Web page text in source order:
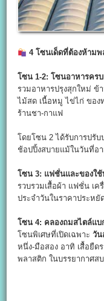
4โซนเด็ดที่ต้องห้ามพ
โซน 1-2:โซนอาหารครบ
รวมอาหารปรุงสุกใหม่ ข้
ไม้สด เนื้อหมู ไข่ไก่ ของ
ร้านชา-กาแฟ
โดยโซน 2 ได้รับการปรั
ช้อปปิ้งสบายแม้ในวันที่อ
โซน 3: แฟชั่นและของใช้
รวบรวมเสื้อผ้า แฟชั่น เค
ประจำวันในราคาประหยั
โซน 4: คลองถมสไตล์แบ
โซนพิเศษที่เปิดเฉพาะวัน
หนึ่ง-มือสอง อาทิ เสื้อยืด
พลาสติก ในบรรยากาศส